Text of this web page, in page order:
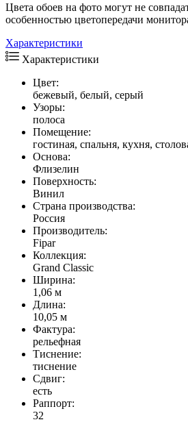
Цвета обоев на фото могут не
особенностью цветопередачи
Характеристики
Характеристики
Цвет:
бежевый, белый, серый
Узоры:
полоса
Помещение:
гостиная, спальня, кухня,
Основа:
Флизелин
Поверхность:
Винил
Страна производства:
Россия
Производитель:
Fipar
Коллекция:
Grand Classic
Ширина:
1,06 м
Длина:
10,05 м
Фактура:
рельефная
Тиcнение:
тиснение
Сдвиг:
есть
Раппорт:
32